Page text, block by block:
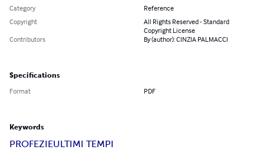
Category
Reference
Copyright
All Rights Reserved - Standard
Copyright License
Contributors
By (author): CINZIA PALMACCI
Specifications
Format PDF
Keywords
PROFEZIEULTIMI TEMPI